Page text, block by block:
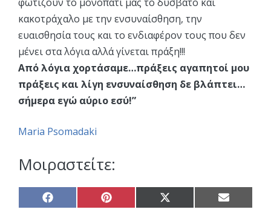
κακοτράχαλο με την ενσυναίσθηση, την
ευαισθησία τους και το ενδιαφέρον τους που δεν
μένει στα λόγια αλλά γίνεται πράξη!!!
Από λόγια χορτάσαμε…πράξεις αγαπητοί μου
πράξεις και λίγη ενσυναίσθηση δε βλάπτει…
σήμερα εγώ αύριο εσύ!”
Maria Psomadaki
Μοιραστείτε:
Share
on
Share
on
Share
on
Share
on